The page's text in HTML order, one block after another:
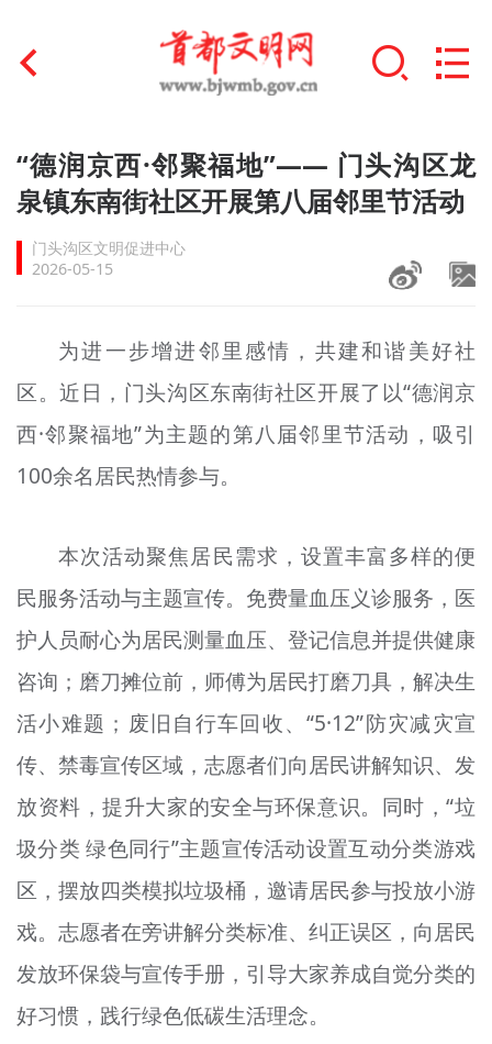
首页
文明创建
+
文明实践
未成年人思想道德建设
榜样人物
+
身边好人
北京宣传文化引导基金
宣传思想文化人才
专题
资料库
+
“德润京西·邻聚福地”—— 门头沟区龙
泉镇东南街社区开展第八届邻里节活动
门头沟区文明促进中心
2026-05-15
为进一步增进邻里感情，共建和谐美好社
区。近日，门头沟区东南街社区开展了以“德润京
西·邻聚福地”为主题的第八届邻里节活动，吸引
100余名居民热情参与。
本次活动聚焦居民需求，设置丰富多样的便
民服务活动与主题宣传。免费量血压义诊服务，医
护人员耐心为居民测量血压、登记信息并提供健康
咨询；磨刀摊位前，师傅为居民打磨刀具，解决生
活小难题；废旧自行车回收、“5·12”防灾减灾宣
传、禁毒宣传区域，志愿者们向居民讲解知识、发
放资料，提升大家的安全与环保意识。同时，“垃
圾分类 绿色同行”主题宣传活动设置互动分类游戏
区，摆放四类模拟垃圾桶，邀请居民参与投放小游
戏。志愿者在旁讲解分类标准、纠正误区，向居民
发放环保袋与宣传手册，引导大家养成自觉分类的
好习惯，践行绿色低碳生活理念。